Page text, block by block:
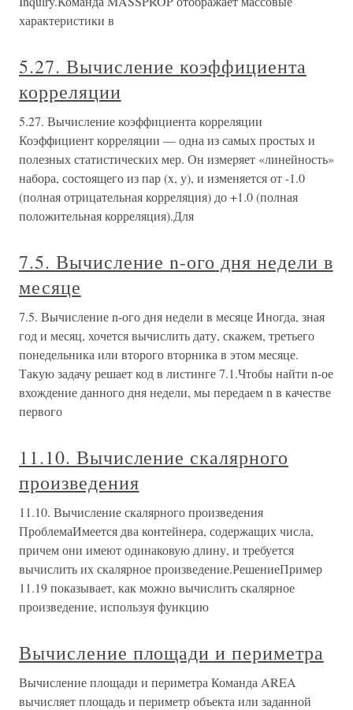
характеристики в
5.27. Вычисление коэффициента
корреляции
5.27. Вычисление коэффициента корреляции
Коэффициент корреляции — одна из самых простых и
полезных статистических мер. Он измеряет «линейность»
набора, состоящего из пар (x, у), и изменяется от -1.0
(полная отрицательная корреляция) до +1.0 (полная
положительная корреляция).Для
7.5. Вычисление n-ого дня недели в
месяце
7.5. Вычисление n-ого дня недели в месяце Иногда, зная
год и месяц, хочется вычислить дату, скажем, третьего
понедельника или второго вторника в этом месяце.
Такую задачу решает код в листинге 7.1.Чтобы найти n-ое
вхождение данного дня недели, мы передаем n в качестве
первого
11.10. Вычисление скалярного
произведения
11.10. Вычисление скалярного произведения
ПроблемаИмеется два контейнера, содержащих числа,
причем они имеют одинаковую длину, и требуется
вычислить их скалярное произведение.РешениеПример
11.19 показывает, как можно вычислить скалярное
произведение, используя функцию
Вычисление площади и периметра
Вычисление площади и периметра Команда AREA
вычисляет площадь и периметр объекта или заданной